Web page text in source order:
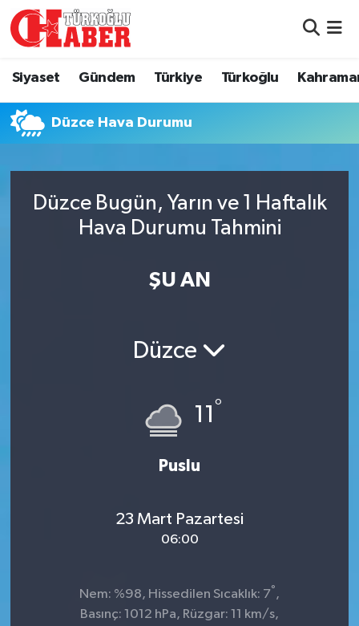
Siyaset Gündem Türkiye Türkoğlu
Düzce Hava Durumu
Düzce Bugün, Yarın ve 1 Haftalık
Hava Durumu Tahmini
ŞU AN
Düzce
11 °
Puslu
23 Mart Pazartesi
06:00
Nem: %98, Hissedilen Sıcaklık: 7° ,
Basınç: 1012 hPa, Rüzgar: 11 km/s,
Gündem
Türkiye
Kahramanmaraş
Hava Durumu
Namaz Vakitleri
Süper Lig Puan Durumu ve Fikstür